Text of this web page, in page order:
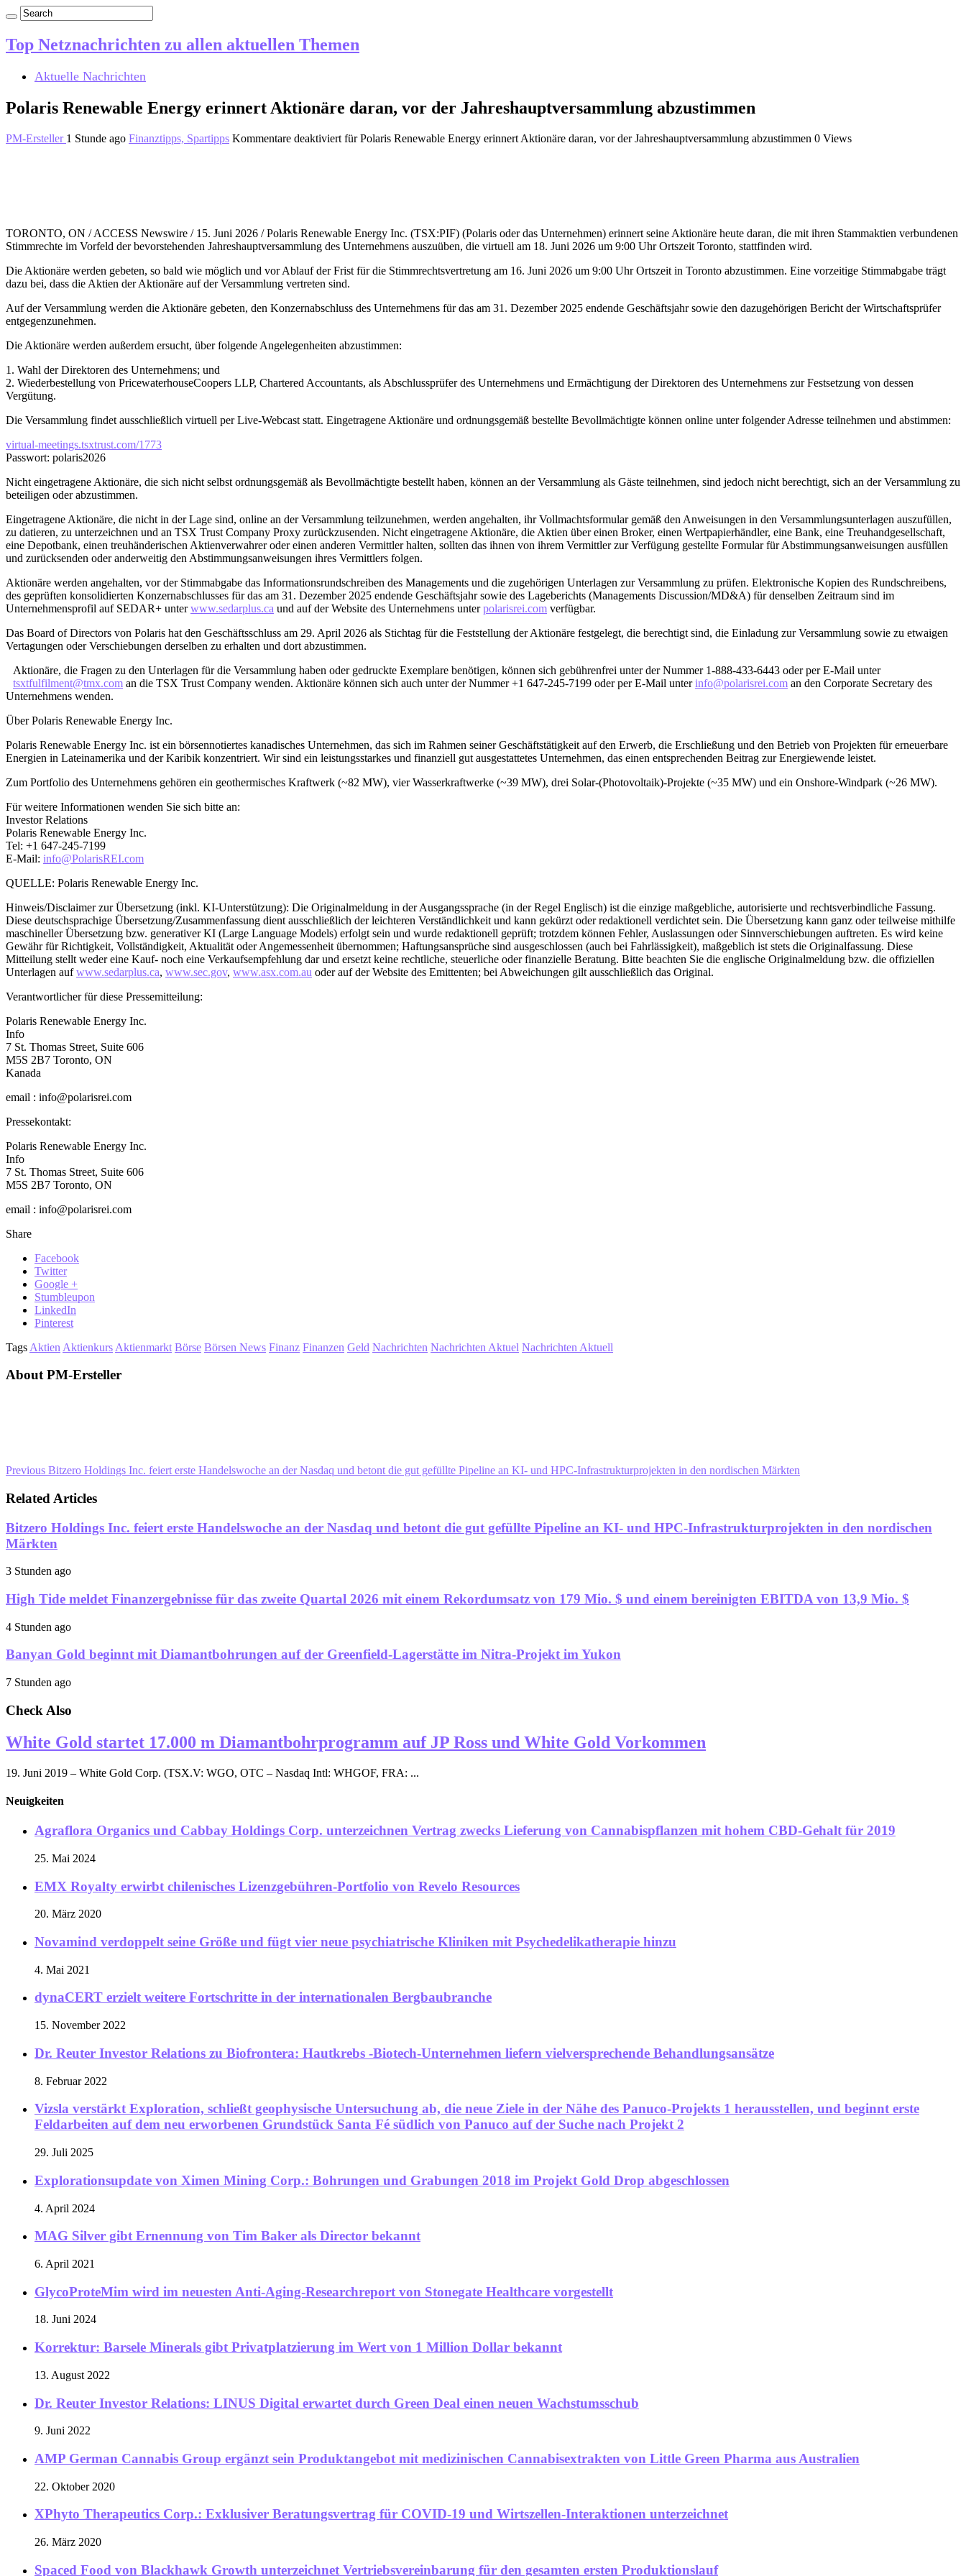
Top Netznachrichten zu allen aktuellen Themen
Aktuelle Nachrichten
Polaris Renewable Energy erinnert Aktionäre daran, vor der Jahreshauptversammlung abzustimmen
PM-Ersteller 1 Stunde ago Finanztipps, Spartipps Kommentare deaktiviert für Polaris Renewable Energy erinnert Aktionäre daran, vor der Jahreshauptversammlung abzustimmen 0 Views
TORONTO, ON / ACCESS Newswire / 15. Juni 2026 / Polaris Renewable Energy Inc. (TSX:PIF) (Polaris oder das Unternehmen) erinnert seine Aktionäre heute daran, die mit ihren Stammaktien verbundenen
Stimmrechte im Vorfeld der bevorstehenden Jahreshauptversammlung des Unternehmens auszuüben, die virtuell am 18. Juni 2026 um 9:00 Uhr Ortszeit Toronto, stattfinden wird.
Die Aktionäre werden gebeten, so bald wie möglich und vor Ablauf der Frist für die Stimmrechtsvertretung am 16. Juni 2026 um 9:00 Uhr Ortszeit in Toronto abzustimmen. Eine vorzeitige Stimmabgabe trägt
dazu bei, dass die Aktien der Aktionäre auf der Versammlung vertreten sind.
Auf der Versammlung werden die Aktionäre gebeten, den Konzernabschluss des Unternehmens für das am 31. Dezember 2025 endende Geschäftsjahr sowie den dazugehörigen Bericht der Wirtschaftsprüfer
entgegenzunehmen.
Die Aktionäre werden außerdem ersucht, über folgende Angelegenheiten abzustimmen:
1. Wahl der Direktoren des Unternehmens; und
2. Wiederbestellung von PricewaterhouseCoopers LLP, Chartered Accountants, als Abschlussprüfer des Unternehmens und Ermächtigung der Direktoren des Unternehmens zur Festsetzung von dessen
Vergütung.
Die Versammlung findet ausschließlich virtuell per Live-Webcast statt. Eingetragene Aktionäre und ordnungsgemäß bestellte Bevollmächtigte können online unter folgender Adresse teilnehmen und abstimmen:
virtual-meetings.tsxtrust.com/1773
Passwort: polaris2026
Nicht eingetragene Aktionäre, die sich nicht selbst ordnungsgemäß als Bevollmächtigte bestellt haben, können an der Versammlung als Gäste teilnehmen, sind jedoch nicht berechtigt, sich an der Versammlung zu
beteiligen oder abzustimmen.
Eingetragene Aktionäre, die nicht in der Lage sind, online an der Versammlung teilzunehmen, werden angehalten, ihr Vollmachtsformular gemäß den Anweisungen in den Versammlungsunterlagen auszufüllen,
zu datieren, zu unterzeichnen und an TSX Trust Company Proxy zurückzusenden. Nicht eingetragene Aktionäre, die Aktien über einen Broker, einen Wertpapierhändler, eine Bank, eine Treuhandgesellschaft,
eine Depotbank, einen treuhänderischen Aktienverwahrer oder einen anderen Vermittler halten, sollten das ihnen von ihrem Vermittler zur Verfügung gestellte Formular für Abstimmungsanweisungen ausfüllen
und zurücksenden oder anderweitig den Abstimmungsanweisungen ihres Vermittlers folgen.
Aktionäre werden angehalten, vor der Stimmabgabe das Informationsrundschreiben des Managements und die zugehörigen Unterlagen zur Versammlung zu prüfen. Elektronische Kopien des Rundschreibens,
des geprüften konsolidierten Konzernabschlusses für das am 31. Dezember 2025 endende Geschäftsjahr sowie des Lageberichts (Managements Discussion/MD&A) für denselben Zeitraum sind im
Unternehmensprofil auf SEDAR+ unterwww.sedarplus.ca und auf der Website des Unternehmens unterpolarisrei.com verfügbar.
Das Board of Directors von Polaris hat den Geschäftsschluss am 29. April 2026 als Stichtag für die Feststellung der Aktionäre festgelegt, die berechtigt sind, die Einladung zur Versammlung sowie zu etwaigen
Vertagungen oder Verschiebungen derselben zu erhalten und dort abzustimmen.
Aktionäre, die Fragen zu den Unterlagen für die Versammlung haben oder gedruckte Exemplare benötigen, können sich gebührenfrei unter der Nummer 1-888-433-6443 oder per E-Mail unter
tsxtfulfilment@tmx.com an die TSX Trust Company wenden. Aktionäre können sich auch unter der Nummer +1 647-245-7199 oder per E-Mail unterinfo@polarisrei.com an den Corporate Secretary des
Unternehmens wenden.
Über Polaris Renewable Energy Inc.
Polaris Renewable Energy Inc. ist ein börsennotiertes kanadisches Unternehmen, das sich im Rahmen seiner Geschäftstätigkeit auf den Erwerb, die Erschließung und den Betrieb von Projekten für erneuerbare
Energien in Lateinamerika und der Karibik konzentriert. Wir sind ein leistungsstarkes und finanziell gut ausgestattetes Unternehmen, das einen entsprechenden Beitrag zur Energiewende leistet.
Zum Portfolio des Unternehmens gehören ein geothermisches Kraftwerk (~82 MW), vier Wasserkraftwerke (~39 MW), drei Solar-(Photovoltaik)-Projekte (~35 MW) und ein Onshore-Windpark (~26 MW).
Für weitere Informationen wenden Sie sich bitte an:
Investor Relations
Polaris Renewable Energy Inc.
Tel: +1 647-245-7199
E-Mail: info@PolarisREI.com
QUELLE: Polaris Renewable Energy Inc.
Hinweis/Disclaimer zur Übersetzung (inkl. KI-Unterstützung): Die Originalmeldung in der Ausgangssprache (in der Regel Englisch) ist die einzige maßgebliche, autorisierte und rechtsverbindliche Fassung.
Diese deutschsprachige Übersetzung/Zusammenfassung dient ausschließlich der leichteren Verständlichkeit und kann gekürzt oder redaktionell verdichtet sein. Die Übersetzung kann ganz oder teilweise mithilfe
maschineller Übersetzung bzw. generativer KI (Large Language Models) erfolgt sein und wurde redaktionell geprüft; trotzdem können Fehler, Auslassungen oder Sinnverschiebungen auftreten. Es wird keine
Gewähr für Richtigkeit, Vollständigkeit, Aktualität oder Angemessenheit übernommen; Haftungsansprüche sind ausgeschlossen (auch bei Fahrlässigkeit), maßgeblich ist stets die Originalfassung. Diese
Mitteilung stellt weder eine Kauf- noch eine Verkaufsempfehlung dar und ersetzt keine rechtliche, steuerliche oder finanzielle Beratung. Bitte beachten Sie die englische Originalmeldung bzw. die offiziellen
Unterlagen aufwww.sedarplus.ca, www.sec.gov, www.asx.com.au oder auf der Website des Emittenten; bei Abweichungen gilt ausschließlich das Original.
Verantwortlicher für diese Pressemitteilung:
Polaris Renewable Energy Inc.
Info
7 St. Thomas Street, Suite 606
M5S 2B7 Toronto, ON
Kanada
email : info@polarisrei.com
Pressekontakt:
Polaris Renewable Energy Inc.
Info
7 St. Thomas Street, Suite 606
M5S 2B7 Toronto, ON
email : info@polarisrei.com
Share
Facebook
Twitter
Google +
Stumbleupon
LinkedIn
Pinterest
Tags Aktien Aktienkurs Aktienmarkt Börse Börsen News Finanz Finanzen Geld Nachrichten Nachrichten Aktuel Nachrichten Aktuell
About PM-Ersteller
Previous Bitzero Holdings Inc. feiert erste Handelswoche an der Nasdaq und betont die gut gefüllte Pipeline an KI- und HPC-Infrastrukturprojekten in den nordischen Märkten
Related Articles
Bitzero Holdings Inc. feiert erste Handelswoche an der Nasdaq und betont die gut gefüllte Pipeline an KI- und HPC-Infrastrukturprojekten in den nordischen
Märkten
3 Stunden ago
High Tide meldet Finanzergebnisse für das zweite Quartal 2026 mit einem Rekordumsatz von 179 Mio. $ und einem bereinigten EBITDA von 13,9 Mio. $
4 Stunden ago
Banyan Gold beginnt mit Diamantbohrungen auf der Greenfield-Lagerstätte im Nitra-Projekt im Yukon
7 Stunden ago
Check Also
White Gold startet 17.000 m Diamantbohrprogramm auf JP Ross und White Gold Vorkommen
19. Juni 2019 – White Gold Corp. (TSX.V: WGO, OTC – Nasdaq Intl: WHGOF, FRA: ...
Neuigkeiten
Agraflora Organics und Cabbay Holdings Corp. unterzeichnen Vertrag zwecks Lieferung von Cannabispflanzen mit hohem CBD-Gehalt für 2019
25. Mai 2024
EMX Royalty erwirbt chilenisches Lizenzgebühren-Portfolio von Revelo Resources
20. März 2020
Novamind verdoppelt seine Größe und fügt vier neue psychiatrische Kliniken mit Psychedelikatherapie hinzu
4. Mai 2021
dynaCERT erzielt weitere Fortschritte in der internationalen Bergbaubranche
15. November 2022
Dr. Reuter Investor Relations zu Biofrontera: Hautkrebs -Biotech-Unternehmen liefern vielversprechende Behandlungsansätze
8. Februar 2022
Vizsla verstärkt Exploration, schließt geophysische Untersuchung ab, die neue Ziele in der Nähe des Panuco-Projekts 1 herausstellen, und beginnt erste
Feldarbeiten auf dem neu erworbenen Grundstück Santa Fé südlich von Panuco auf der Suche nach Projekt 2
29. Juli 2025
Explorationsupdate von Ximen Mining Corp.: Bohrungen und Grabungen 2018 im Projekt Gold Drop abgeschlossen
4. April 2024
MAG Silver gibt Ernennung von Tim Baker als Director bekannt
6. April 2021
GlycoProteMim wird im neuesten Anti-Aging-Researchreport von Stonegate Healthcare vorgestellt
18. Juni 2024
Korrektur: Barsele Minerals gibt Privatplatzierung im Wert von 1 Million Dollar bekannt
13. August 2022
Dr. Reuter Investor Relations: LINUS Digital erwartet durch Green Deal einen neuen Wachstumsschub
9. Juni 2022
AMP German Cannabis Group ergänzt sein Produktangebot mit medizinischen Cannabisextrakten von Little Green Pharma aus Australien
22. Oktober 2020
XPhyto Therapeutics Corp.: Exklusiver Beratungsvertrag für COVID-19 und Wirtszellen-Interaktionen unterzeichnet
26. März 2020
Spaced Food von Blackhawk Growth unterzeichnet Vertriebsvereinbarung für den gesamten ersten Produktionslauf